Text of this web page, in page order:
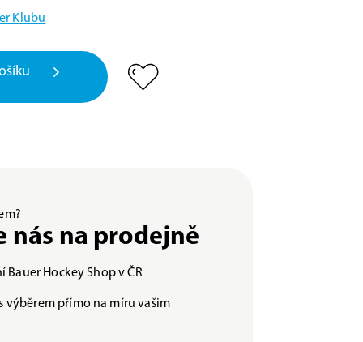
Klubu
nás na prodejně
Bauer Hockey Shop v ČR
výběrem přímo na míru vašim